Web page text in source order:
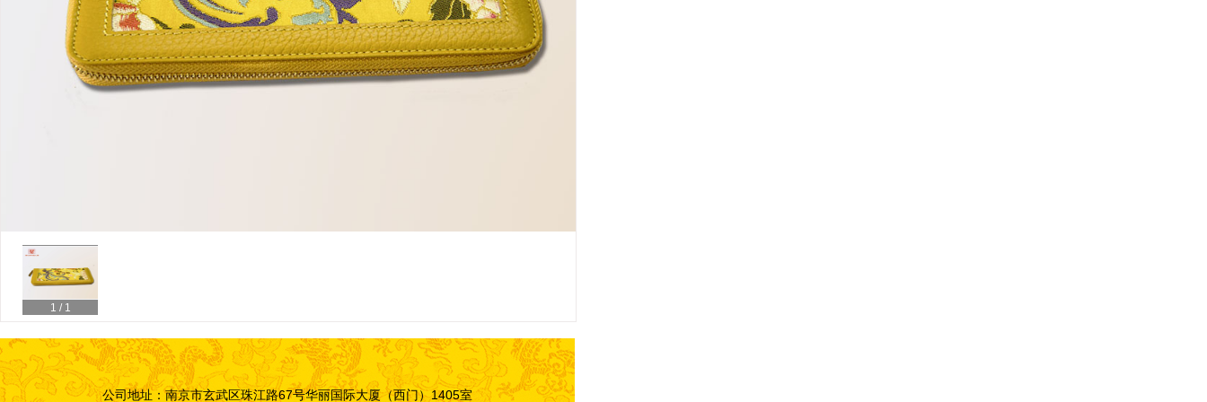
1 / 1
公司地址：南京市玄武区珠江路67号华丽国际大厦（西门）1405室